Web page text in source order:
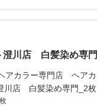
澄川店 白髪染め専門